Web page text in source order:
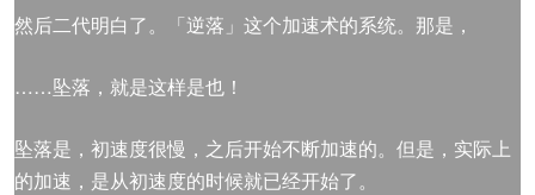
然后二代明白了。「逆落」这个加速术的系统。那是，
……坠落，就是这样是也！
坠落是，初速度很慢，之后开始不断加速的。但是，实际上
的加速，是从初速度的时候就已经开始了。